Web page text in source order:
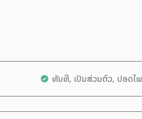
ທັນທີ, ເປັນສ່ວນຕົວ, ປອດໄພ